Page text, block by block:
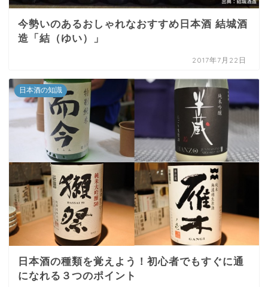
今勢いのあるおしゃれなおすすめ日本酒 結城酒
造「結（ゆい）」
2017年7月22日
日本酒の知識
日本酒の種類を覚えよう！初心者でもすぐに通
になれる３つのポイント